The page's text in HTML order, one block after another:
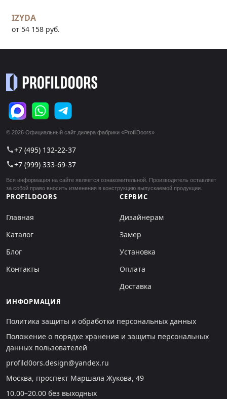
IZYDA
от 54 158 руб.
© 2026 Официальный сайт дилера фабрики «ProfilDoors»
call+7 (495) 132-22-37
call+7 (999) 333-69-37
Вся информация на сайте является ознакомительной. Производитель оставляет
за собой право вносить изменения в конструкцию выпускаемой продукции.
PROFILDOORS
Главная
Каталог
Блог
Контакты
СЕРВИС
Дизайнерам
Замер
Установка
Оплата
Доставка
ИНФОРМАЦИЯ
Политика защиты и обработки персональных данных
Положение о порядке хранения и защиты персональных
данных пользователей
profild0ors.design@yandex.ru
Москва, проспект Маршала Жукова, 49
10.00–20.00 без выходных